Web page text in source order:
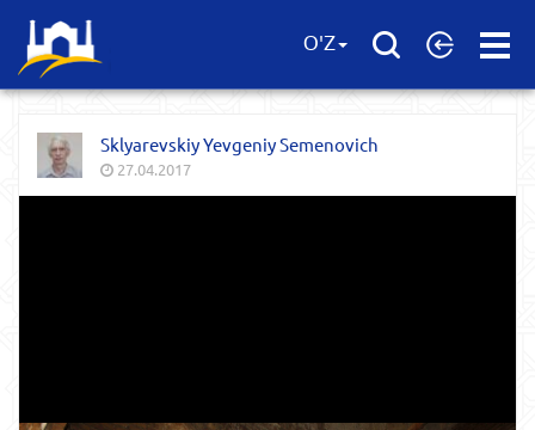
Open
O'Z
Sklyarevskiy Yevgeniy Semenovich
27.04.2017